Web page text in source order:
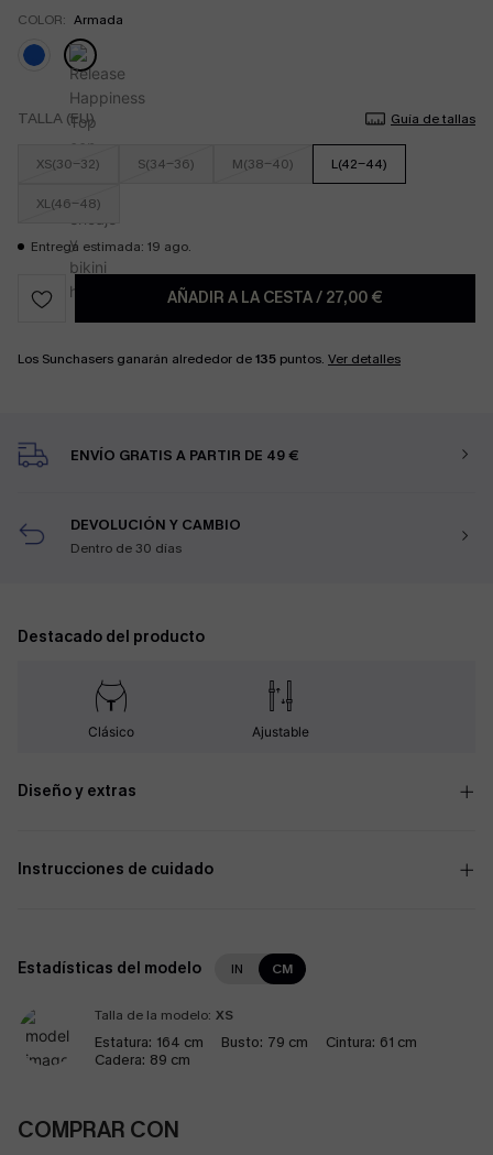
COLOR: Armada
TALLA (EU) Guía de tallas
XS(30-32) S(34-36) M(38-40) L(42-44)
XL(46-48)
Entrega estimada: 19 ago.
AÑADIR A LA CESTA/ 27,00 €
Los Sunchasers ganarán alrededor de135 puntos. Ver detalles
ENVÍO GRATIS A PARTIR DE 49 €
DEVOLUCIÓN Y CAMBIO
Dentro de 30 días
Destacado del producto
Clásico Ajustable
Diseño y extras
Instrucciones de cuidado
Estadísticas del modelo IN CM
Talla de la modelo: XS
Estatura: 164 cm Busto: 79 cm Cintura: 61 cm
Cadera: 89 cm
COMPRAR CON